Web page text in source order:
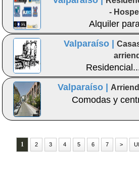
-
Alquiler
Valparaíso |
Valparaíso |
Comodas y
1 2 3 4 5 6 7 >